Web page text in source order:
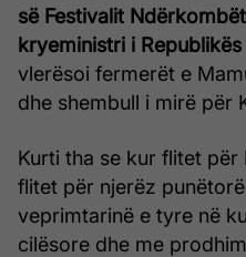
së Festivalit
kryeministri i
vlerësoi fermerët e
dhe shembull i mirë për
Kurti tha se kur flitet për
flitet për njerëz
veprimtarinë e tyre në
cilësore dhe me